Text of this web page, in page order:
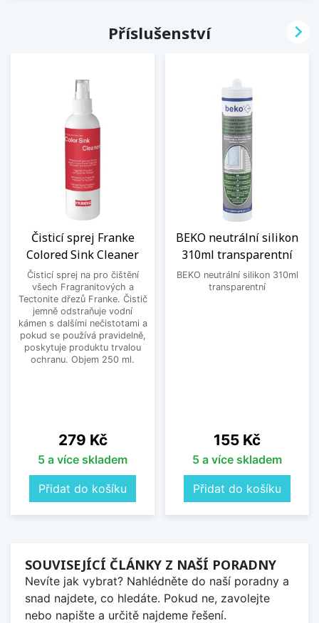
Příslušenství
Čisticí sprej Franke
Colored Sink Cleaner
Čisticí sprej na pro čištění
všech Fragranitových a
Tectonite dřezů Franke. Čistič
jemně odstraňuje vodní
kámen s dalšími nečistotami a
pokud se používá pravidelně,
poskytuje produktu trvalou
ochranu. Objem 250 ml.
Cena
279 Kč
5 a více skladem
Přidat do košíku
BEKO neutrální silikon
310ml transparentní
BEKO neutrální silikon 310ml
transparentní
Cena
155 Kč
5 a více skladem
Přidat do košíku

SOUVISEJÍCÍ ČLÁNKY Z NAŠÍ PORADNY
Nevíte jak vybrat? Nahlédněte do naší poradny a
snad najdete, co hledáte. Pokud ne, zavolejte
nebo napište a určitě najdeme řešení.